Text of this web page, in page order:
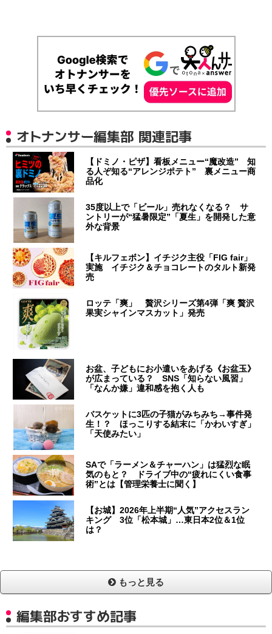
オトナンサー編集部 関連記事
【ドミノ・ピザ】看板メニュー“魔改造” 知
る人ぞ知る“アレンジポテト” 裏メニュー商
品化
35度以上で「ビール」売れなくなる？ サ
ントリーが“猛暑限定”「夏生」を開発した意
外な背景
【キルフェボン】イチジク主役「FIG fair」
実施 イチジク＆チョコレートのタルト新発
売
ロッテ「爽」 贅沢シリーズ第4弾「爽 贅沢
果実シャインマスカット」発売
お盆、子どもにお小遣いをあげる《お盆玉》
が広まっている？ SNS「知らない風習」
「なんか嫌」違和感を抱く人も
バスケットに3匹の子猫がみちみち→事件発
生！？ ほっこりする結末に「かわいすぎ」
「天使みたい」
SAで「ラーメン＆チャーハン」は猛烈な眠
気のもと？ ドライブ中の“疲れにくい食事
術”とは【管理栄養士に聞く】
【お城】2026年上半期“人気”アクセスラン
キング 3位「松本城」…東日本2位＆1位
は？
もっと見る
編集部おすすめ記事